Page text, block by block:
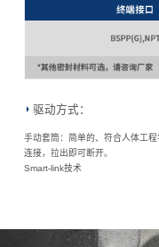
驱动方式：
手动套筒：简单的、符合人体工
连接，拉出即可断开。
Smart-link技术